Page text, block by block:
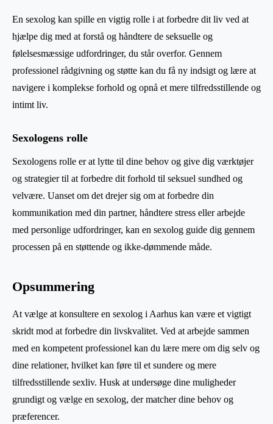
En sexolog kan spille en vigtig rolle i at forbedre dit liv ved at
hjælpe dig med at forstå og håndtere de seksuelle og
følelsesmæssige udfordringer, du står overfor. Gennem
professionel rådgivning og støtte kan du få ny indsigt og lære at
navigere i komplekse forhold og opnå et mere tilfredsstillende og
intimt liv.
Sexologens rolle
Sexologens rolle er at lytte til dine behov og give dig værktøjer
og strategier til at forbedre dit forhold til seksuel sundhed og
velvære. Uanset om det drejer sig om at forbedre din
kommunikation med din partner, håndtere stress eller arbejde
med personlige udfordringer, kan en sexolog guide dig gennem
processen på en støttende og ikke-dømmende måde.
Opsummering
At vælge at konsultere en sexolog i Aarhus kan være et vigtigt
skridt mod at forbedre din livskvalitet. Ved at arbejde sammen
med en kompetent professionel kan du lære mere om dig selv og
dine relationer, hvilket kan føre til et sundere og mere
tilfredsstillende sexliv. Husk at undersøge dine muligheder
grundigt og vælge en sexolog, der matcher dine behov og
præferencer.